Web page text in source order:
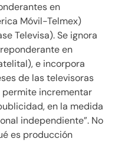
en
Móvil-Telmex)
Televisa). Se ignora
en
e incorpora
de las televisoras
permite incrementar
en la medida
independiente”. No
es producción